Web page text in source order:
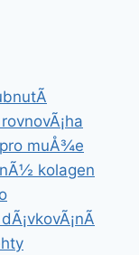
muÅ¾e
kolagen